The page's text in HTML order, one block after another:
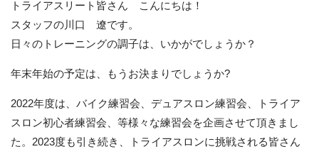
トライアスリート皆さん こんにちは！
スタッフの川口 遼です。
日々のトレーニングの調子は、いかがでしょうか？
年末年始の予定は、もうお決まりでしょうか?
2022年度は、バイク練習会、デュアスロン練習会、トライア
スロン初心者練習会、等様々な練習会を企画させて頂きまし
た。2023度も引き続き、トライアスロンに挑戦される皆さん